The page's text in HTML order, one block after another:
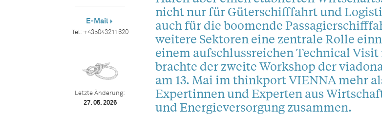
nicht nur für Güterschifffahrt und
auch für die boomende
weitere Sektoren eine zentrale Rolle
einem aufschlussreichen Technical
brachte der zweite Workshop der
am 13. Mai im thinkport VIENNA mehr
Expertinnen und Experten aus
und Energieversorgung zusammen.
E-Mail
Tel: +435043211620
Letzte Änderung:
27. 05. 2026